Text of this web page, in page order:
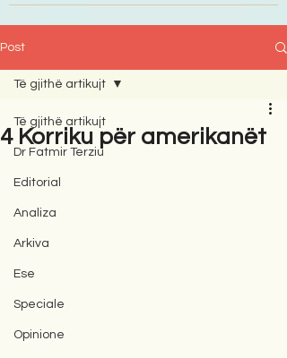
Post
Të gjithë artikujt
Dr Fatmir Terziu
Editorial
Analiza
Arkiva
Ese
Speciale
Opinione
Të gjithë artikujt
4 Korriku për amerikanët